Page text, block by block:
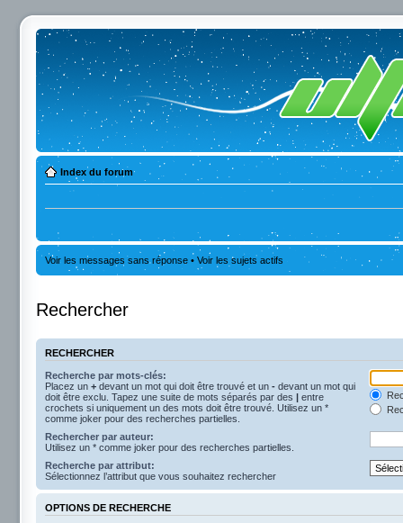
Index du forum
Voir les messages sans réponse • Voir les sujets actifs
Rechercher
RECHERCHER
Recherche par mots-clés:
Placez un + devant un mot qui doit être trouvé et un - devant un mot qui
doit être exclu. Tapez une suite de mots séparés par des | entre
crochets si uniquement un des mots doit être trouvé. Utilisez un *
comme joker pour des recherches partielles.
Rechercher par auteur:
Utilisez un * comme joker pour des recherches partielles.
Recherche par attribut:
Sélectionnez l’attribut que vous souhaitez rechercher
OPTIONS DE RECHERCHE